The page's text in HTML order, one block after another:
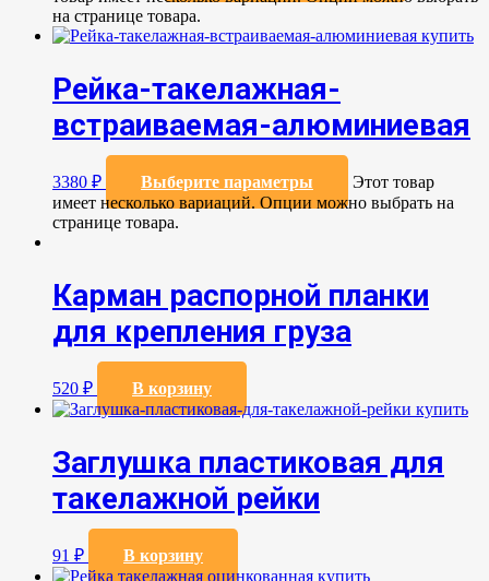
на странице товара.
Рейка-такелажная-
встраиваемая-алюминиевая
3380 ₽ Выберите параметры
Этот товар
имеет несколько вариаций. Опции можно выбрать на
странице товара.
Карман распорной планки
для крепления груза
520 ₽ В корзину
Заглушка пластиковая для
такелажной рейки
91 ₽ В корзину